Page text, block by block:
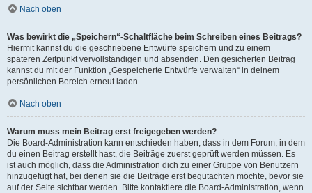
Nach oben
Was bewirkt die „Speichern“-Schaltfläche beim Schreiben eines Beitrags?
Hiermit kannst du die geschriebene Entwürfe speichern und zu einem
späteren Zeitpunkt vervollständigen und absenden. Den gesicherten Beitrag
kannst du mit der Funktion „Gespeicherte Entwürfe verwalten“ in deinem
persönlichen Bereich erneut laden.
Nach oben
Warum muss mein Beitrag erst freigegeben werden?
Die Board-Administration kann entschieden haben, dass in dem Forum, in dem
du einen Beitrag erstellt hast, die Beiträge zuerst geprüft werden müssen. Es
ist auch möglich, dass die Administration dich zu einer Gruppe von Benutzern
hinzugefügt hat, bei denen sie die Beiträge erst begutachten möchte, bevor sie
auf der Seite sichtbar werden. Bitte kontaktiere die Board-Administration, wenn